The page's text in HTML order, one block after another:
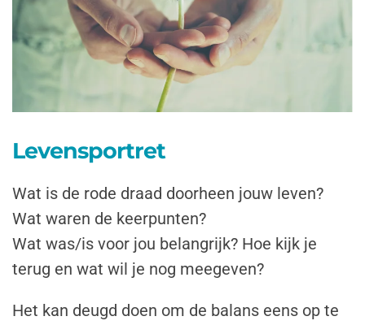
Levensportret
Wat is de rode draad doorheen jouw leven?
Wat waren de keerpunten?
Wat was/is voor jou belangrijk? Hoe kijk je
terug en wat wil je nog meegeven?
Het kan deugd doen om de balans eens op te